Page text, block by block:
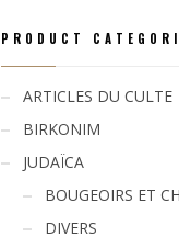
PRODUCT
ARTICLES DU CULTE
BIRKONIM
JUDAÏCA
BOUGEOIRS ET
DIVERS